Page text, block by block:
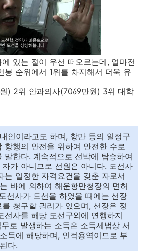
있는 절이 우선 떠오르는데, 얼마전
봉 순위에서 1위를 차지해서 더욱 유
) 2위 안과의사(7069만원) 3위 대학
인이라고도 하며, 항만 등의 일정구
항행의 안전을 위하여 안전한 수로
말한다. 계속적으로 선박에 탑승하여
가 아니므로 선원은 아니다. 도선사
는 일정한 자격요건을 갖춘 자로서
바에 의하여 해운항만청장의 면허
선사가 도선을 하였을 때에는 선장
청구할 권리가 있으며, 선장은 정
선사를 해당 도선구외에 연행하지
로 발생하는 소득은 소득세법상 서
득에 해당하며, 인적용역이므로 부
다.